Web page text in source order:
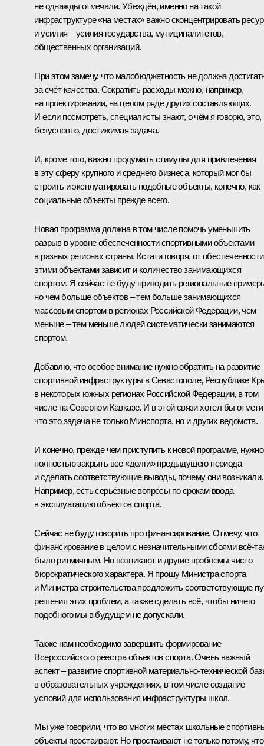
не однажды отмечали. Убеждён, именно на такой
инфраструктуре «на местах» важно сконцентрировать
и усилия – усилия государства, муниципалитетов,
общественных организаций.
При этом замечу, что малобюджетность не должна
за счёт качества. Сократить расходы можно, например,
на проектировании, на целом ряде других составляющих.
И если посмотреть, специалисты знают, о чём я говорю, это,
безусловно, достижимая задача.
И, кроме того, важно продумать стимулы для привлечения
в эту сферу крупного и среднего бизнеса, который мог бы
строить и эксплуатировать подобные объекты, конечно, как
социальные объекты прежде всего.
Новая программа должна в том числе помочь уменьшить
разрыв в уровне обеспеченности спортивными объектами
в разных регионах страны. Кстати говоря, от обеспеченности
этими объектами зависит и количество занимающихся
спортом. Я сейчас не буду приводить региональные
но чем больше объектов – тем больше занимающихся
массовым спортом в регионах Российской Федерации, чем
меньше – тем меньше людей систематически занимаются
спортом.
Добавлю, что особое внимание нужно обратить на развитие
спортивной инфраструктуры в Севастополе, Республике
в некоторых южных регионах Российской Федерации, в том
числе на Северном Кавказе. И в этой связи хотел бы
что это задача не только Минспорта, но и других ведомств.
И конечно, прежде чем приступить к новой программе, нужно
полностью закрыть все «долги» предыдущего периода
и сделать соответствующие выводы, почему они возникали.
Например, есть серьёзные вопросы по срокам ввода
в эксплуатацию объектов спорта.
Сейчас не буду говорить про финансирование. Отмечу, что
финансирование в целом с незначительными сбоями
было ритмичным. Но возникают и другие проблемы чисто
бюрократического характера. Я прошу Министра спорта
и Министра строительства предложить соответствующие
решения этих проблем, а также сделать всё, чтобы ничего
подобного мы в будущем не допускали.
Также нам необходимо завершить формирование
Всероссийского реестра объектов спорта. Очень важный
аспект – развитие спортивной материально-технической
в образовательных учреждениях, в том числе создание
условий для использования инфраструктуры школ.
Мы уже говорили, что во многих местах школьные
объекты простаивают. Но простаивают не только потому, что